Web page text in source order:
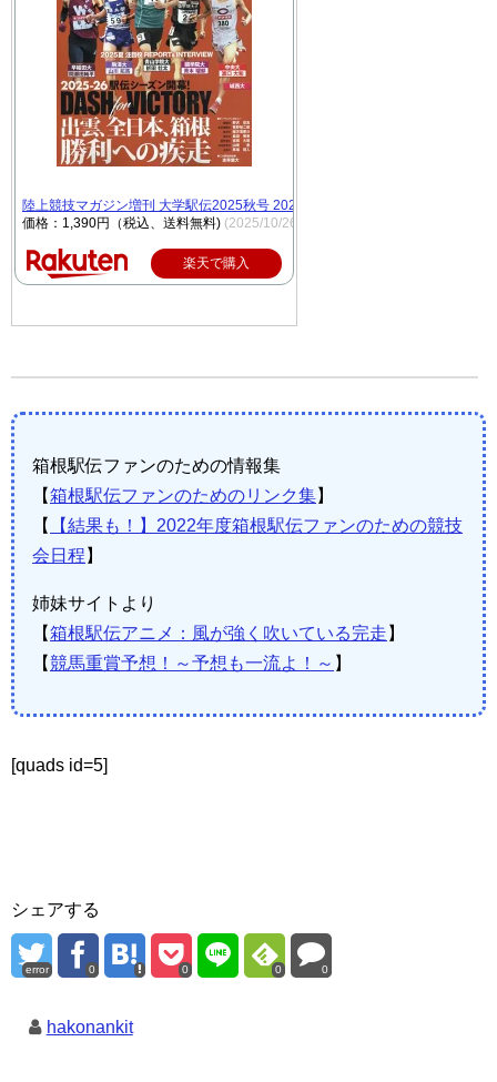
陸上競技マガジン増刊 大学駅伝2025秋号 2025年 10月号 [雑誌]
価格：1,390円（税込、送料無料) (2025/10/26時点)
楽天で購入
箱根駅伝ファンのための情報集
【箱根駅伝ファンのためのリンク集】
【
【結果も！】2022年度箱根駅伝ファンのための競技
会日程 】
姉妹サイトより
【箱根駅伝アニメ：風が強く吹いている完走 】
【競馬重賞予想！～予想も一流よ！～ 】
[quads id=5]
シェアする
error 0 0 0 0
hakonankit